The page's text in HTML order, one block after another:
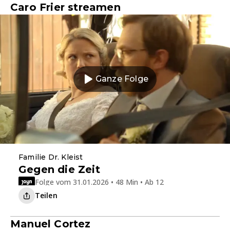
Caro Frier streamen
Ganze Folge
Familie Dr. Kleist
Gegen die Zeit
Folge vom 31.01.2026 • 48 Min • Ab 12
Teilen
Manuel Cortez